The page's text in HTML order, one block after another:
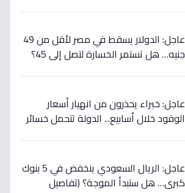
عاجل: الدولار يسقط في مصر لأقل من 49
جنيه… هل تستمر الخسارة لتصل إلى 45؟
عاجل: خبراء يحذرون من انهيار أسعار
الوقود خلال أسابيع... الدولة تتحمل خسائر
عاجل: الريال السعودي ينخفض في 5 بنوك
كبرى… هل ستبدأ الموجة؟ (تفاصيل